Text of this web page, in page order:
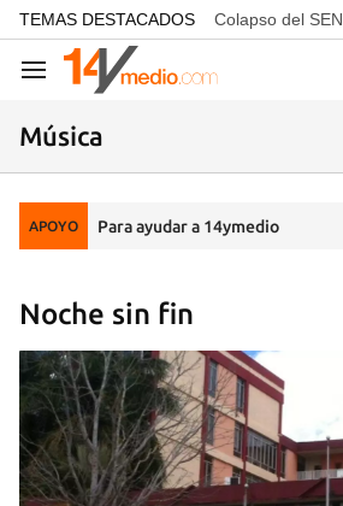
common.go-to-content
TEMAS DESTACADOS Colapso del SEN
Navegación
Música
APOYO Para ayudar a 14ymedio
Noche sin fin